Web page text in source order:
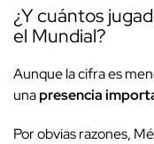
¿Y cuántos
el Mundial?
Aunque la cifra es
unapresencia
Por obvias razones,